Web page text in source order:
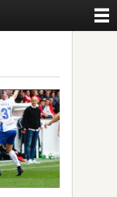
Esports
Noticies
Qui Som